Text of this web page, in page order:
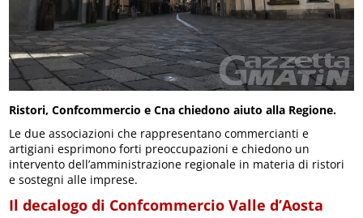
Ristori, Confcommercio e Cna chiedono aiuto alla Regione.
Le due associazioni che rappresentano commercianti e
artigiani esprimono forti preoccupazioni e chiedono un
intervento dell’amministrazione regionale in materia di ristori
e sostegni alle imprese.
Il decalogo di Confcommercio Valle d’Aosta